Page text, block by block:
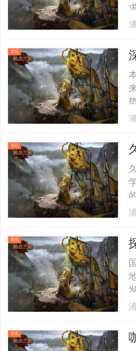
资讯
资讯
资讯
资讯